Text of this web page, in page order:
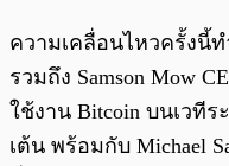
ความเคลื่อนไหวครั้งนี้ท
รวมถึง Samson Mow
ใช้งาน Bitcoin บนเวที
เต้น พร้อมกับ Michael